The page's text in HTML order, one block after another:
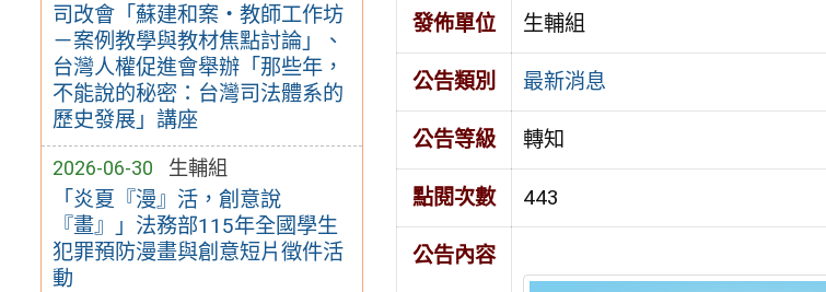
司改會「蘇建和案・教師工作坊
－案例教學與教材焦點討論」、
台灣人權促進會舉辦「那些年，
不能說的秘密：台灣司法體系的
歷史發展」講座
2026-06-30 生輔組
「炎夏『漫』活，創意說
『畫』」法務部115年全國學生
犯罪預防漫畫與創意短片徵件活
動
發佈單位 生輔組
公告類別 最新消息
公告等級 轉知
點閱次數 443
公告內容